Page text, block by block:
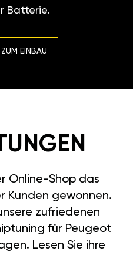
Batterie.
EINBAU
Online-Shop das
Kunden gewonnen.
zufriedenen
für Peugeot
Lesen Sie ihre